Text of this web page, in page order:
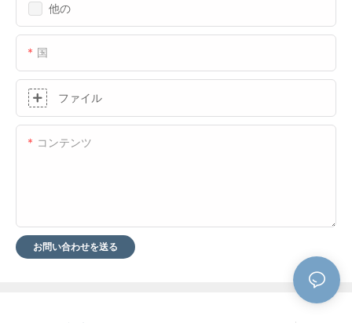
他の
国
ファイル
コンテンツ
お問い合わせを送る